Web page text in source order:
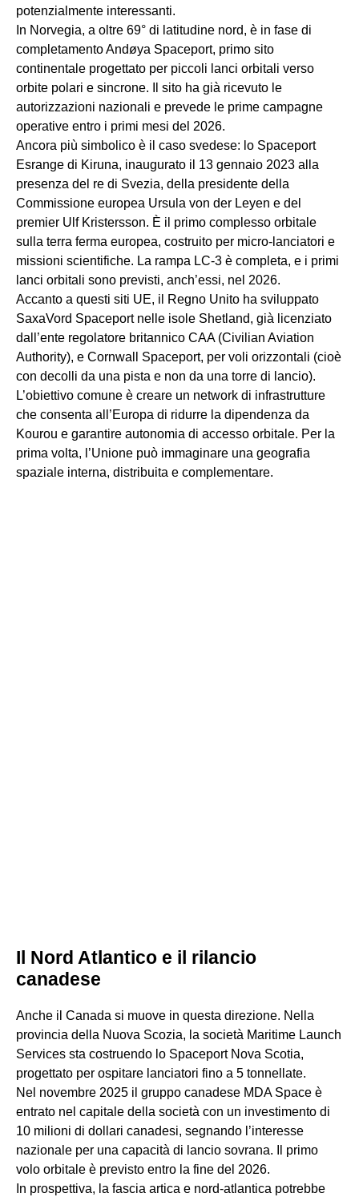
potenzialmente interessanti.
In Norvegia, a oltre 69° di latitudine nord, è in fase di
completamento Andøya Spaceport, primo sito
continentale progettato per piccoli lanci orbitali verso
orbite polari e sincrone. Il sito ha già ricevuto le
autorizzazioni nazionali e prevede le prime campagne
operative entro i primi mesi del 2026.
Ancora più simbolico è il caso svedese: lo Spaceport
Esrange di Kiruna, inaugurato il 13 gennaio 2023 alla
presenza del re di Svezia, della presidente della
Commissione europea Ursula von der Leyen e del
premier Ulf Kristersson. È il primo complesso orbitale
sulla terra ferma europea, costruito per micro-lanciatori e
missioni scientifiche. La rampa LC-3 è completa, e i primi
lanci orbitali sono previsti, anch’essi, nel 2026.
Accanto a questi siti UE, il Regno Unito ha sviluppato
SaxaVord Spaceport nelle isole Shetland, già licenziato
dall’ente regolatore britannico CAA (Civilian Aviation
Authority), e Cornwall Spaceport, per voli orizzontali (cioè
con decolli da una pista e non da una torre di lancio).
L’obiettivo comune è creare un network di infrastrutture
che consenta all’Europa di ridurre la dipendenza da
Kourou e garantire autonomia di accesso orbitale. Per la
prima volta, l’Unione può immaginare una geografia
spaziale interna, distribuita e complementare.
Il Nord Atlantico e il rilancio
canadese
Anche il Canada si muove in questa direzione. Nella
provincia della Nuova Scozia, la società Maritime Launch
Services sta costruendo lo Spaceport Nova Scotia,
progettato per ospitare lanciatori fino a 5 tonnellate.
Nel novembre 2025 il gruppo canadese MDA Space è
entrato nel capitale della società con un investimento di
10 milioni di dollari canadesi, segnando l’interesse
nazionale per una capacità di lancio sovrana. Il primo
volo orbitale è previsto entro la fine del 2026.
In prospettiva, la fascia artica e nord-atlantica potrebbe